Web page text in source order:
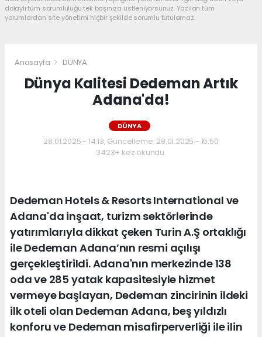
dolaylı tüm sorumluluğu tek başınıza üstleniyorsunuz. Yazılan tüm
yorumlardan site yönetimi hiçbir şekilde sorumlu tutulamaz.
Anasayfa DÜNYA
Dünya Kalitesi Dedeman Artık
Adana'da!
DÜNYA
28.01.2025 - 14:13, Güncelleme: 28.01.2025 - 15:50
3423+ kez okundu.
Dedeman Hotels & Resorts International ve
Adana'da inşaat, turizm sektörlerinde
yatırımlarıyla dikkat çeken Turin A.Ş ortaklığı
ile Dedeman Adana’nın resmi açılışı
gerçekleştirildi. Adana'nın merkezinde 138
oda ve 285 yatak kapasitesiyle hizmet
vermeye başlayan, Dedeman zincirinin ildeki
ilk oteli olan Dedeman Adana, beş yıldızlı
konforu ve Dedeman misafirperverliği ile ilin